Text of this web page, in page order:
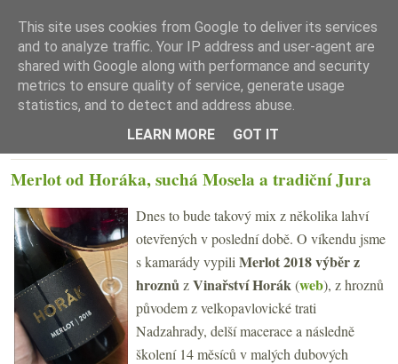
☰ Menu
Merlot od Horáka, suchá Mosela a tradiční Jura
Dnes to bude takový mix z několika lahví
otevřených v poslední době. O víkendu jsme
s kamarády vypili Merlot 2018výběr z
hroznůzVinařství Horák(web), z hroznů
původem z velkopavlovické trati
Nadzahrady, delší macerace a následně
školení 14 měsíců v malých dubových
This site uses cookies from Google to deliver its services
and to analyze traffic. Your IP address and user-agent are
shared with Google along with performance and security
metrics to ensure quality of service, generate usage
statistics, and to detect and address abuse.
LEARN MORE
GOT IT